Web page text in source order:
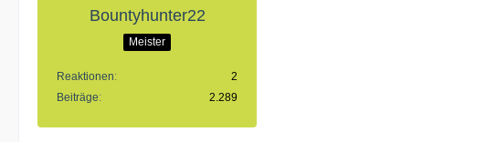
Bountyhunter22
Meister
Reaktionen
2
Beiträge
2.289